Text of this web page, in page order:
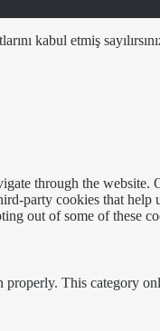
kabul etmiş
through the website.
party cookies that
out of some of these
This category